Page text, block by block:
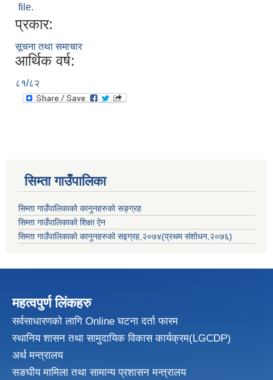
file.
प्रकार:
सूचना तथा समाचार
आर्थिक वर्ष:
८१/८२
सिम्ता गाउँपालिका
सिम्ता गाउँपालिकाको कानुनहरुको सङ्ग्रह
सिम्ता गाउँपालिकाको शिक्षा ऐन
सिम्ता गाउँपालिकाको कानुनहरुको सइग्रह,२०७४(प्रथम संशोधन,२०७६)
महत्वपुर्ण लिंकहरु
सर्वसाधारणको लागि Online घटना दर्ता फारम
स्थानिय शासन तथा सामुदायिक विकासकार्यक्रम(LGCDP)
अर्थ मन्त्रालय
सङघीय मामिला तथा सामान्य प्रशासन मन्त्रालय